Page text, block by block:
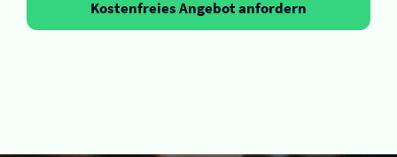
Kostenfreies Angebot anfordern